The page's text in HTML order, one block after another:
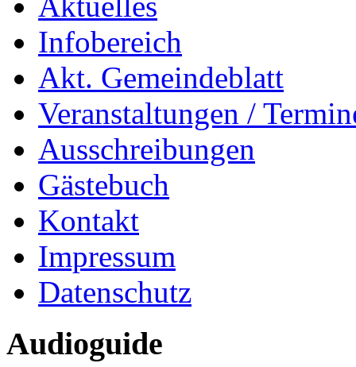
Infobereich
Akt. Gemeindeblatt
Veranstaltungen /
Ausschreibungen
Gästebuch
Kontakt
Impressum
Datenschutz
Audioguide